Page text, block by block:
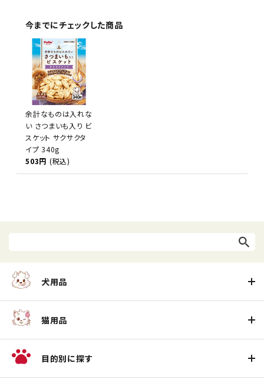
今までにチェックした商品
余計なものは入れな
い さつまいも入り ビ
スケット サクサクタ
イプ 340g
503円 (税込)
犬用品
猫用品
目的別に探す